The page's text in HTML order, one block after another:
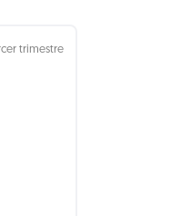
trimestre